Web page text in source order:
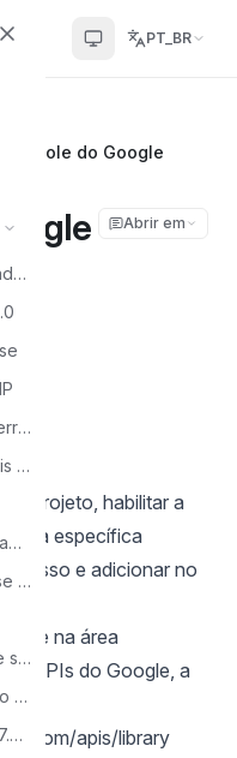
PT_BR
Erro ao conectar o banco de dados MySQL 8
Execução do reCaptcha exibe erro - MacOS
Biblioteca de GoJS não está mais disponível
Adicionando novas colunas na tabela para o Calendário
Atualização manual do Scriptcase no Windows
Configurando a recuperação de senha no Scriptcase
Funções PHP necessárias para o ScriptCase
Instalando Scriptcase com PHP 7.0 no Windows
do Google
Abrir em
projeto, habilitar a
específica
acesso e adicionar no
na área
APIs do Google, a
apis/library